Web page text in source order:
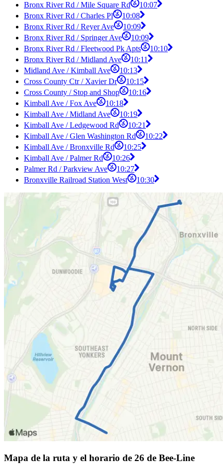
Bronx River Rd / Mile Square Rd
10:07
Bronx River Rd / Charles Pl
10:08
Bronx River Rd / Reyer Ave
10:09
Bronx River Rd / Springer Ave
10:09
Bronx River Rd / Fleetwood Pk Apts
10:10
Bronx River Rd / Midland Ave
10:11
Midland Ave / Kimball Ave
10:13
Cross County Ctr / Xavier Dr
10:15
Cross County / Stop and Shop
10:16
Kimball Ave / Fox Ave
10:18
Kimball Ave / Midland Ave
10:19
Kimball Ave / Ledgewood Rd
10:21
Kimball Ave / Glen Washington Rd
10:22
Kimball Ave / Bronxville Rd
10:25
Kimball Ave / Palmer Rd
10:26
Palmer Rd / Parkview Ave
10:27
Bronxville Railroad Station West
10:30
Mapa de la ruta y el horario de 26 de Bee-Line